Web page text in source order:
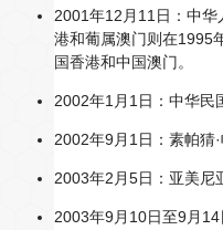
2001年12月11日：中华
港和葡属澳门则在1995
国香港和中国澳门。
2002年1月1日：中华民
2002年9月1日：素帕猜
2003年2月5日：亚美尼
2003年9月10日至9月